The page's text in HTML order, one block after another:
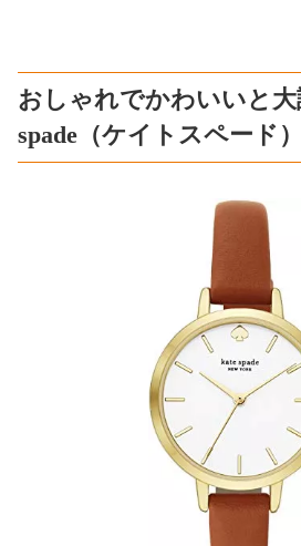
おしゃれでかわいいと大
spade（ケイトスペード